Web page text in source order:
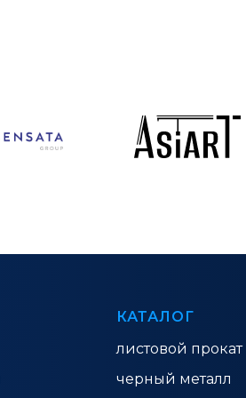
КАТАЛОГ
листовой прокат
черный металл